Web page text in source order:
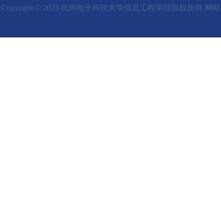
Copyright © 2023 杭州电子科技大学信息工程学院版权所有 网